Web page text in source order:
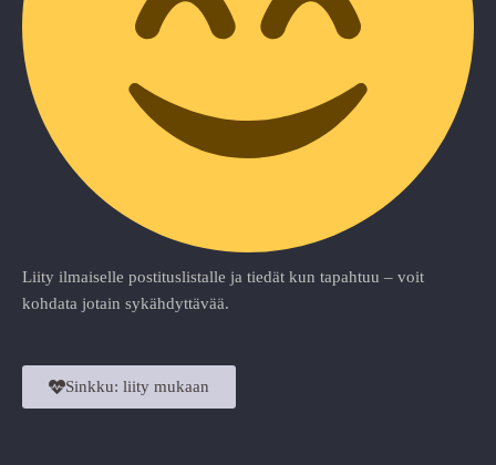
Liity ilmaiselle postituslistalle ja tiedät kun tapahtuu – voit
kohdata jotain sykähdyttävää.
Sinkku: liity mukaan